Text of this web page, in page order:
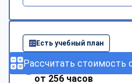
Рассчитать стоимость
Есть учебный план
Эксплуатация
Срок обучения
от 256 часов